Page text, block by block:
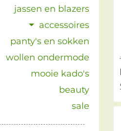
jassen en blazers
accessoires
panty's en sokken
wollen ondermode
mooie kado's
beauty
sale